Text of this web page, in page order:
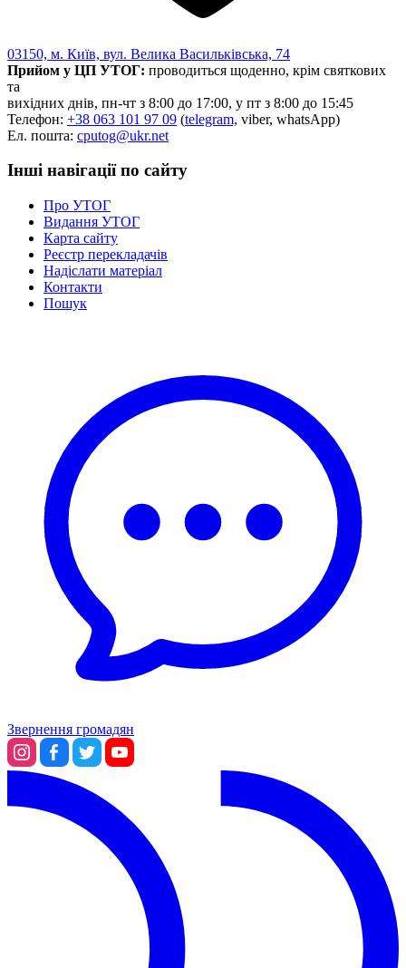
03150, м. Київ, вул. Велика Васильківська, 74
Прийом у ЦП УТОГ: проводиться щоденно, крім святкових
та
вихідних днів, пн-чт з 8:00 до 17:00, у пт з 8:00 до 15:45
Телефон: +38 063 101 97 09 (telegram, viber, whatsApp)
Ел. пошта: cputog@ukr.net
Інші навігації по сайту
Про УТОГ
Видання УТОГ
Карта сайту
Реєстр перекладачів
Надіслати матеріал
Контакти
Пошук
Звернення громадян